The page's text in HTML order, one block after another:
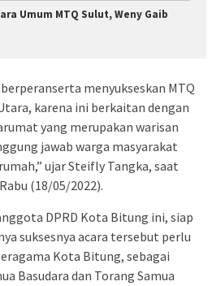
Umum MTQ Sulut, Weny Gaib
menyukseskan MTQ
karena ini berkaitan dengan
yang merupakan warisan
jawab warga masyarakat
ujar Steifly Tangka, saat
(18/05/2022).
DPRD Kota Bitung ini, siap
suksesnya acara tersebut perlu
Kota Bitung, sebagai
Basudara dan Torang Samua